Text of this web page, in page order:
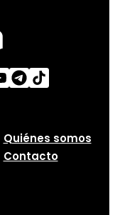
Quiénes somos
Contacto